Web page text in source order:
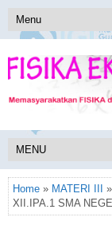
Home » MATERI III
XII.IPA.1 SMA